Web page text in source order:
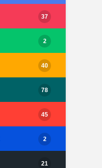
37
2
40
78
45
2
21